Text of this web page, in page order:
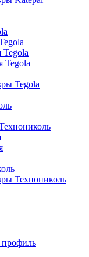
Tegola
Tegola
Tegola
Технониколь
профиль